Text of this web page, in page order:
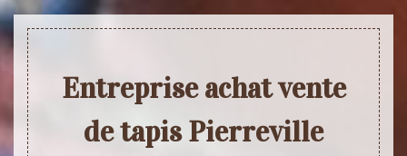
Entreprise achat vente
de tapis Pierreville